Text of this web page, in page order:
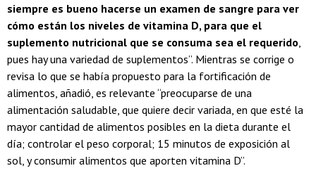
siempre es bueno hacerse un examen de sangre para ver
cómo están los niveles de vitamina D, para que el
suplemento nutricional que se consuma sea el requerido,
pues hay una variedad de suplementos”. Mientras se corrige o
revisa lo que se había propuesto para la fortificación de
alimentos, añadió, es relevante “preocuparse de una
alimentación saludable, que quiere decir variada, en que esté la
mayor cantidad de alimentos posibles en la dieta durante el
día; controlar el peso corporal; 15 minutos de exposición al
sol, y consumir alimentos que aporten vitamina D”.